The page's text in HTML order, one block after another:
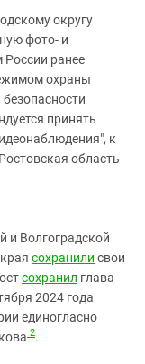
округу
фото- и
России ранее
охраны
принять
к
область
и Волгоградской
сохранили свои
сохранил глава
2024 года
единогласно
2.